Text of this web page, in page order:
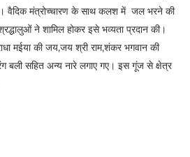
वैदिक मंत्रोच्चारण के साथ कलश में जल भरने की
ने शामिल होकर इसे भव्यता प्रदान की।
मईया की जय,जय श्री राम,शंकर भगवान की
सहित अन्य नारे लगाए गए। इस गूंज से क्षेत्र